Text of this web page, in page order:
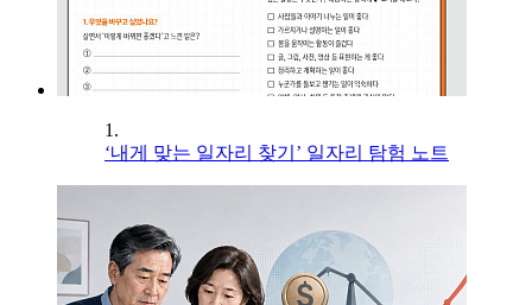
1.
‘내게 맞는 일자리 찾기’ 일자리 탐험 노트